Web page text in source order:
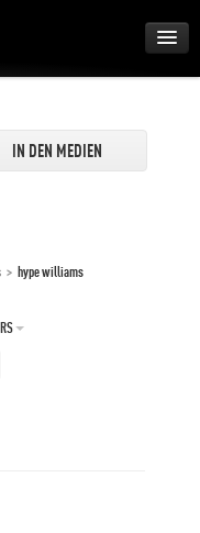
IN DEN MEDIEN
> hype williams